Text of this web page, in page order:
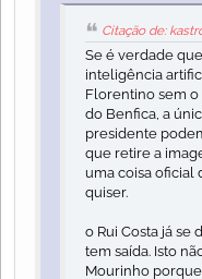
Citação de:
Se é verdade
inteligência
Florentino sem
do Benfica, a
presidente
que retire a
uma coisa oficial
quiser.
o Rui Costa já se
tem saída. Isto
Mourinho